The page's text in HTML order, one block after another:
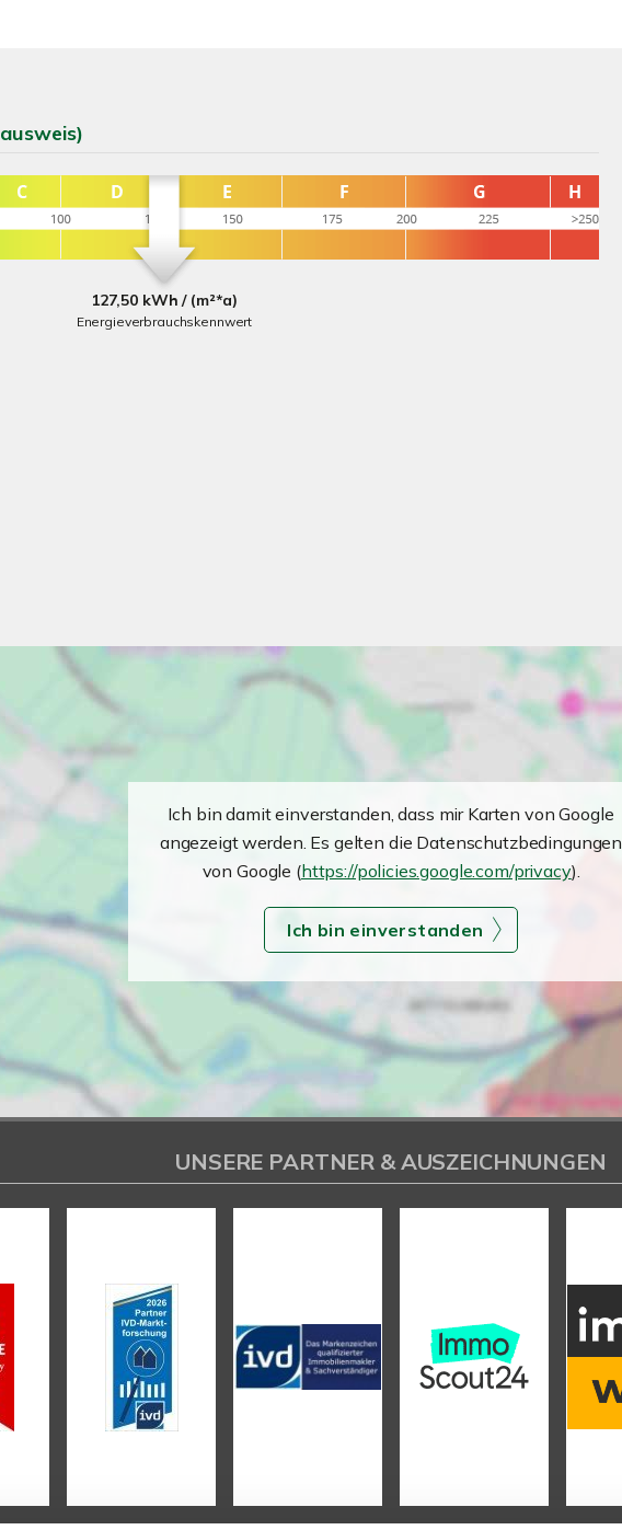
127,50 kWh / (m²*a)
Energieverbrauchskennwert
Ich bin damit einverstanden, dass mir Karten von Google
angezeigt werden. Es gelten die Datenschutzbedingungen
von Google (https://policies.google.com/privacy).
Ich bin einverstanden
UNSERE PARTNER & AUSZEICHNUNGEN